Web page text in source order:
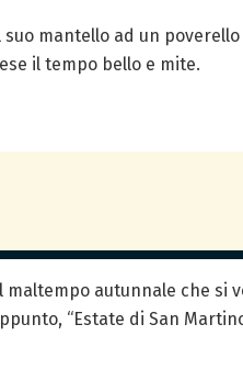
mantello ad un
il tempo bello e mite.
autunnale che si
“Estate di San